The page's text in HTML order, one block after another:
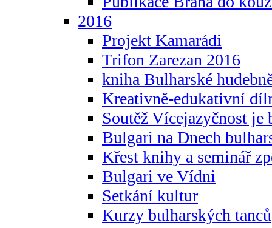
2016
Projekt Kamarádi
Trifon Zarezan 2016
kniha Bulharské
Kreativně-edukativní
Soutěž Vícejazyčnost je
Bulgari na Dnech
Křest knihy a seminář
Bulgari ve Vídni
Setkání kultur
Kurzy bulharských tanců